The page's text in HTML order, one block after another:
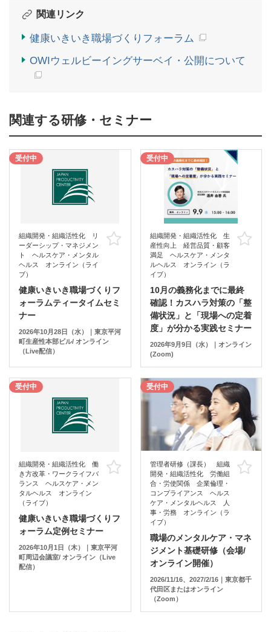
関連リンク
健康いきいき職場づくりフォーラム
OWIウェルビーイングサーベイ・公開について
関連する研修・セミナー
受付中
組織開発・組織活性化 リ
ーダーシップ・マネジメン
ト ヘルスケア・メンタル
ヘルス オンライン（ライ
ブ）
お気に入り
健康いきいき職場づくりフ
ォーラムティータイムセミ
ナー
2026年10月28日（水）｜東京平河
町生産性本部ビル/ オンライン
（Live配信）
受付中
組織開発・組織活性化 生
産性向上 経営品質・顧客
満足 ヘルスケア・メンタ
ルヘルス オンライン（ラ
イブ）
10月の義務化までに最終
確認！カスハラ対策の「整
備状況」と「現場への定着
度」が分かる実践セミナー
2026年9月9日（水）｜オンライン
(Zoom)
受付中
組織開発・組織活性化 働
き方改革・ワークライフバ
ランス ヘルスケア・メン
タルヘルス オンライン
（ライブ）
お気に入り
健康いきいき職場づくりフ
ォーラム定例セミナー
2026年10月1日（木）｜東京平河
町周辺会議室/ オンライン（Live
配信）
受付中
管理者研修（課長） 組織
開発・組織活性化 労働組
合・労使関係 企業倫理・
コンプライアンス ヘルス
ケア・メンタルヘルス 人
事・労務 オンライン（ラ
イブ）
職場のメンタルケア・マネ
ジメント基礎研修（会場/
オンライン開催）
2026/11/16、2027/2/16｜東京都千
代田区またはオンライン
（Zoom）